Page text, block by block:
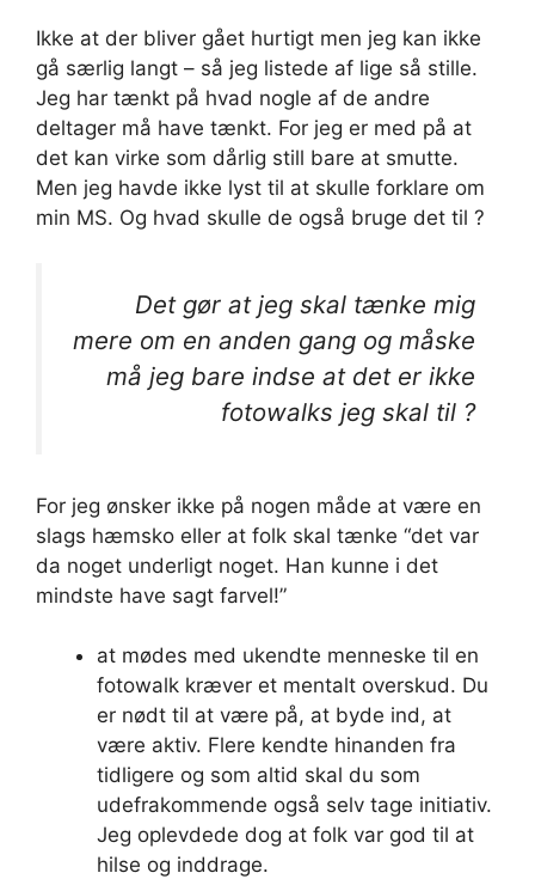
Ikke at der bliver gået hurtigt men jeg kan ikke
gå særlig langt – så jeg listede af lige så stille.
Jeg har tænkt på hvad nogle af de andre
deltager må have tænkt. For jeg er med på at
det kan virke som dårlig still bare at smutte.
Men jeg havde ikke lyst til at skulle forklare om
min MS. Og hvad skulle de også bruge det til ?
Det gør at jeg skal tænke mig
mere om en anden gang og måske
må jeg bare indse at det er ikke
fotowalks jeg skal til ?
For jeg ønsker ikke på nogen måde at være en
slags hæmsko eller at folk skal tænke “det var
da noget underligt noget. Han kunne i det
mindste have sagt farvel!”
at mødes med ukendte menneske til en
fotowalk kræver et mentalt overskud. Du
er nødt til at være på, at byde ind, at
være aktiv. Flere kendte hinanden fra
tidligere og som altid skal du som
udefrakommende også selv tage initiativ.
Jeg oplevdede dog at folk var god til at
hilse og inddrage.